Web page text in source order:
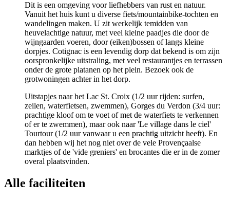
Dit is een omgeving voor liefhebbers van rust en natuur.
Vanuit het huis kunt u diverse fiets/mountainbike-tochten en
wandelingen maken. U zit werkelijk temidden van
heuvelachtige natuur, met veel kleine paadjes die door de
wijngaarden voeren, door (eiken)bossen of langs kleine
dorpjes. Cotignac is een levendig dorp dat bekend is om zijn
oorspronkelijke uitstraling, met veel restaurantjes en terrassen
onder de grote platanen op het plein. Bezoek ook de
grotwoningen achter in het dorp.
Uitstapjes naar het Lac St. Croix (1/2 uur rijden: surfen,
zeilen, waterfietsen, zwemmen), Gorges du Verdon (3/4 uur:
prachtige kloof om te voet of met de waterfiets te verkennen
of er te zwemmen), maar ook naar 'Le village dans le ciel'
Tourtour (1/2 uur vanwaar u een prachtig uitzicht heeft). En
dan hebben wij het nog niet over de vele Provençaalse
marktjes of de 'vide greniers' en brocantes die er in de zomer
overal plaatsvinden.
Alle faciliteiten